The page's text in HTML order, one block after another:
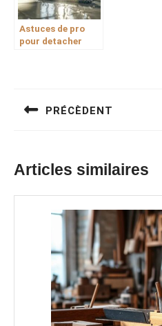
Astuces de pro
pour detacher
l’article
PRÉCÈDENT
Articles similaires